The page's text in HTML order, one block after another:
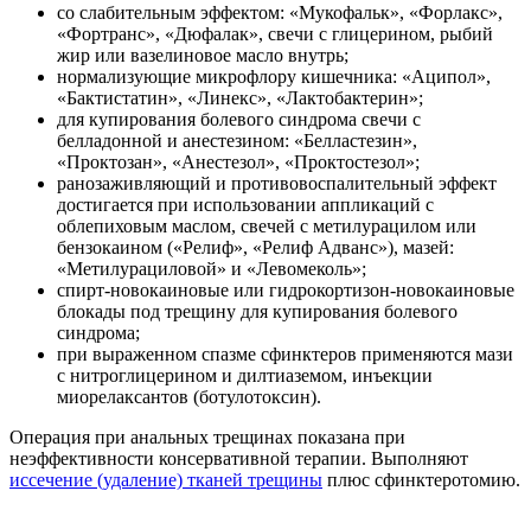
со слабительным эффектом: «Мукофальк», «Форлакс»,
«Фортранс», «Дюфалак», свечи с глицерином, рыбий
жир или вазелиновое масло внутрь;
нормализующие микрофлору кишечника: «Аципол»,
«Бактистатин», «Линекс», «Лактобактерин»;
для купирования болевого синдрома свечи с
белладонной и анестезином: «Белластезин»,
«Проктозан», «Анестезол», «Проктостезол»;
ранозаживляющий и противовоспалительный эффект
достигается при использовании аппликаций с
облепиховым маслом, свечей с метилурацилом или
бензокаином («Релиф», «Релиф Адванс»), мазей:
«Метилурациловой» и «Левомеколь»;
спирт-новокаиновые или гидрокортизон-новокаиновые
блокады под трещину для купирования болевого
синдрома;
при выраженном спазме сфинктеров применяются мази
с нитроглицерином и дилтиаземом, инъекции
миорелаксантов (ботулотоксин).
Операция при анальных трещинах показана при
неэффективности консервативной терапии. Выполняют
иссечение (удаление) тканей трещины плюс сфинктеротомию.